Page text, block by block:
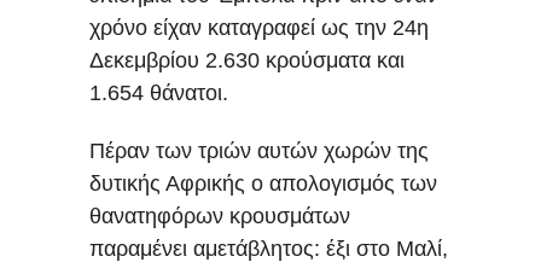
χρόνο είχαν καταγραφεί ως την 24η
Δεκεμβρίου 2.630 κρούσματα και
1.654 θάνατοι.
Πέραν των τριών αυτών χωρών της
δυτικής Αφρικής ο απολογισμός των
θανατηφόρων κρουσμάτων
παραμένει αμετάβλητος: έξι στο Μαλί,